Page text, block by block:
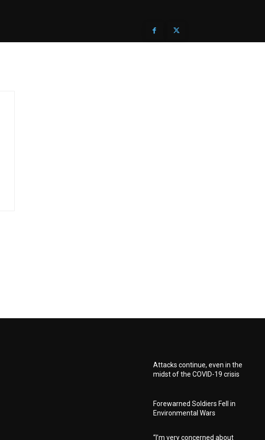
Attacks continue, even in the
midst of the COVID-19 crisis
Forewarned Soldiers Fell in
Environmental Wars
“I’m very concerned about